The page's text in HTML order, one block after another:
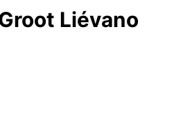
Liévano